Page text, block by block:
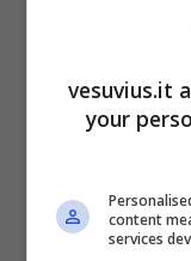
Il dolore per la
quando era
collaborazioni
da
ha definito dei
molto alla sua
vesuvius.it
your
content
services